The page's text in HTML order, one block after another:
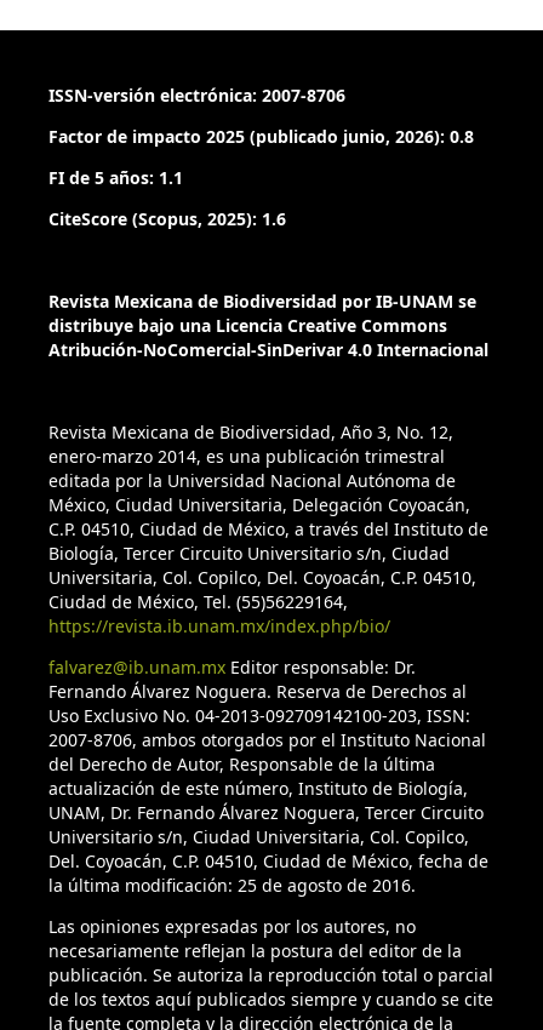
ISSN-versión electrónica: 2007-8706
Factor de impacto 2025 (publicado junio, 2026): 0.8
FI de 5 años: 1.1
CiteScore (Scopus, 2025): 1.6
Revista Mexicana de Biodiversidad por IB-UNAM se
distribuye bajo una Licencia Creative Commons
Atribución-NoComercial-SinDerivar 4.0 Internacional
Revista Mexicana de Biodiversidad, Año 3, No. 12,
enero-marzo 2014, es una publicación trimestral
editada por la Universidad Nacional Autónoma de
México, Ciudad Universitaria, Delegación Coyoacán,
C.P. 04510, Ciudad de México, a través del Instituto de
Biología, Tercer Circuito Universitario s/n, Ciudad
Universitaria, Col. Copilco, Del. Coyoacán, C.P. 04510,
Ciudad de México, Tel. (55)56229164,
https://revista.ib.unam.mx/index.php/bio/
falvarez@ib.unam.mxEditor responsable: Dr.
Fernando Álvarez Noguera. Reserva de Derechos al
Uso Exclusivo No. 04-2013-092709142100-203, ISSN:
2007-8706, ambos otorgados por el Instituto Nacional
del Derecho de Autor, Responsable de la última
actualización de este número, Instituto de Biología,
UNAM, Dr. Fernando Álvarez Noguera, Tercer Circuito
Universitario s/n, Ciudad Universitaria, Col. Copilco,
Del. Coyoacán, C.P. 04510, Ciudad de México, fecha de
la última modificación: 25 de agosto de 2016.
Las opiniones expresadas por los autores, no
necesariamente reflejan la postura del editor de la
publicación. Se autoriza la reproducción total o parcial
de los textos aquí publicados siempre y cuando se cite
la fuente completa y la dirección electrónica de la